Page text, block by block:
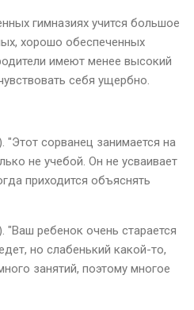
гимназиях учится большое
хорошо обеспеченных
имеют менее высокий
себя ущербно.
"Этот сорванец занимается на
не учебой. Он не усваивает
приходится объяснять
"Ваш ребенок очень старается
но слабенький какой-то,
занятий, поэтому многое